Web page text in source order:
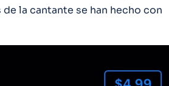
la cantante se han hecho con